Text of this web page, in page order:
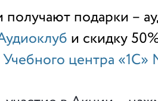
получают подарки –
и скидку
Учебного центра